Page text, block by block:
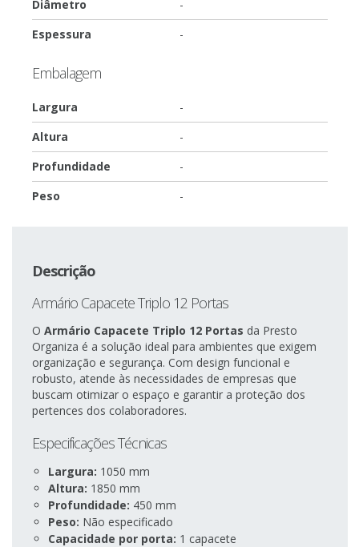
Diâmetro
-
Espessura
-
Embalagem
Largura
-
Altura
-
Profundidade
-
Peso
-
Descrição
Armário Capacete Triplo 12 Portas
O Armário Capacete Triplo 12 Portas da Presto
Organiza é a solução ideal para ambientes que exigem
organização e segurança. Com design funcional e
robusto, atende às necessidades de empresas que
buscam otimizar o espaço e garantir a proteção dos
pertences dos colaboradores.
Especificações Técnicas
Largura: 1050 mm
Altura: 1850 mm
Profundidade: 450 mm
Peso: Não especificado
Capacidade por porta: 1 capacete